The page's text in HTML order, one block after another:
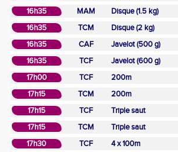
16h35
MAM
Disque (1.5 kg)
16h35
TCM
Disque (2 kg)
16h35
CAF
Javelot (500 g)
16h35
TCF
Javelot (600 g)
17h00
TCF
200m
17h15
TCM
200m
17h15
TCF
Triple saut
17h15
TCM
Triple saut
17h30
TCF
4 x 100m